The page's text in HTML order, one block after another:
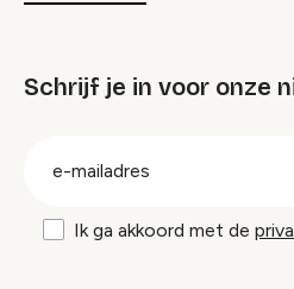
Schrijf je in voor onze
Ik ga akkoord met de